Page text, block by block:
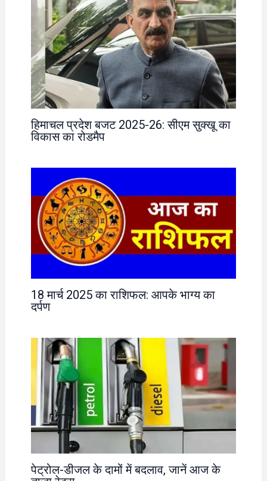
हिमाचल प्रदेश बजट 2025-26: सीएम सुक्खू का
विकास का रोडमैप
18 मार्च 2025 का राशिफल: आपके भाग्य का
दर्पण
पेट्रोल-डीजल के दामों में बदलाव, जानें आज के